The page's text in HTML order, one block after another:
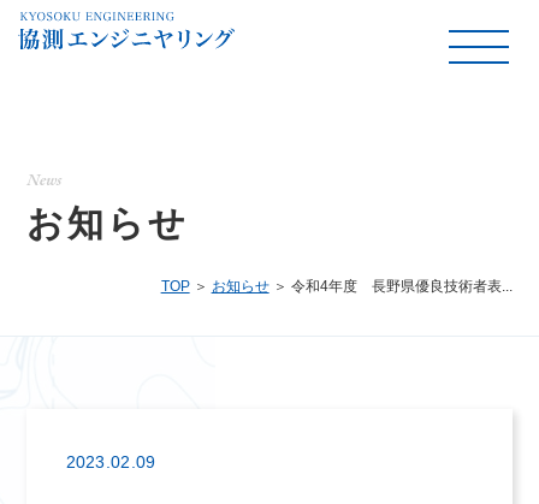
News
お知らせ
TOP お知らせ 令和4年度 長野県優良技術者表...
2023.02.09